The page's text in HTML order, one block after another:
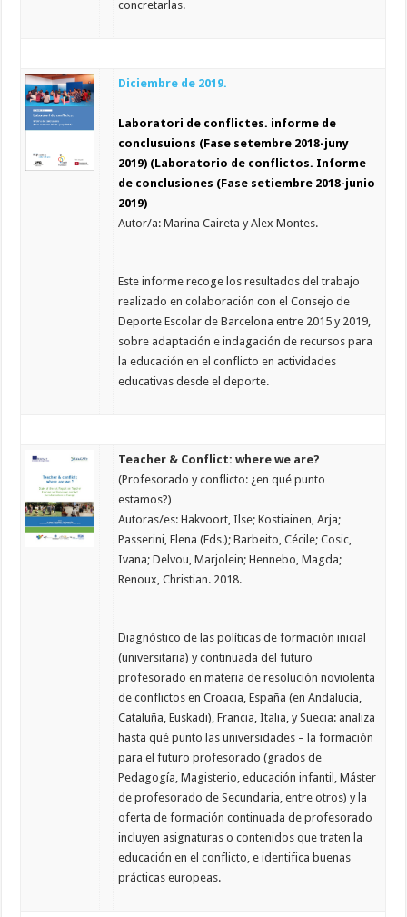
concretarlas.
Diciembre de 2019.
Laboratori de conflictes. informe de
conclusuions (Fase setembre 2018-juny
2019) (Laboratorio de conflictos. Informe
de conclusiones (Fase setiembre 2018-junio
2019)
Autor/a: Marina Caireta y Alex Montes.
Este informe recoge los resultados del trabajo
realizado en colaboración con el Consejo de
Deporte Escolar de Barcelona entre 2015 y 2019,
sobre adaptación e indagación de recursos para
la educación en el conflicto en actividades
educativas desde el deporte.
Teacher & Conflict: where we are?
(Profesorado y conflicto: ¿en qué punto
estamos?)
Autoras/es: Hakvoort, Ilse; Kostiainen, Arja;
Passerini, Elena (Eds.); Barbeito, Cécile; Cosic,
Ivana; Delvou, Marjolein; Hennebo, Magda;
Renoux, Christian. 2018.
Diagnóstico de las políticas de formación inicial
(universitaria) y continuada del futuro
profesorado en materia de resolución noviolenta
de conflictos en Croacia, España (en Andalucía,
Cataluña, Euskadi), Francia, Italia, y Suecia: analiza
hasta qué punto las universidades – la formación
para el futuro profesorado (grados de
Pedagogía, Magisterio, educación infantil, Máster
de profesorado de Secundaria, entre otros) y la
oferta de formación continuada de profesorado
incluyen asignaturas o contenidos que traten la
educación en el conflicto, e identifica buenas
prácticas europeas.